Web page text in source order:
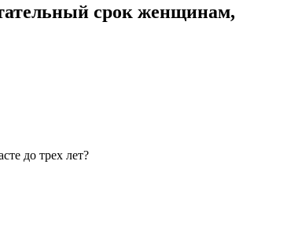
срок женщинам,
до трех лет?